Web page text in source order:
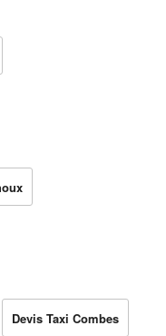
Devis Taxi Combes